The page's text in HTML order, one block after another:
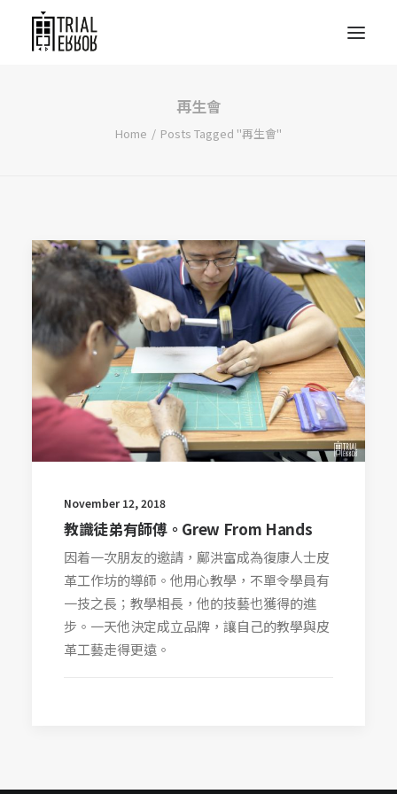
再生會
Home Posts Tagged "再生會"
November 12, 2018
教識徒弟有師傅。Grew From Hands
因着一次朋友的邀請，鄺洪富成為復康人士皮
革工作坊的導師。他用心教學，不單令學員有
一技之長；教學相長，他的技藝也獲得的進
步。一天他決定成立品牌，讓自己的教學與皮
革工藝走得更遠。